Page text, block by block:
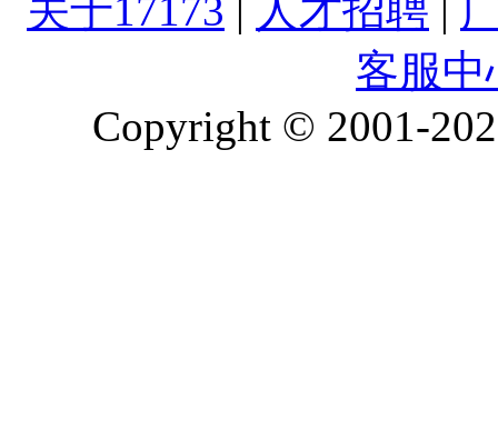
关于17173 | 人才招聘 |
客服中
Copyright © 2001-